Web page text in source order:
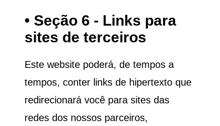
• Seção 6 - Links para
sites de terceiros
Este website poderá, de tempos a
tempos, conter links de hipertexto que
redirecionará você para sites das
redes dos nossos parceiros,